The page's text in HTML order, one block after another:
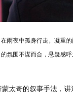
夜中孤身行走。凝重的
氛围不谋而合，悬疑感呼
奇的叙事手法，讲